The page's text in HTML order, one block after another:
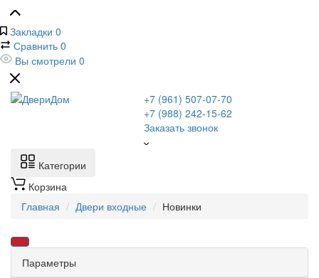
Закладки 0
Сравнить 0
Вы смотрели 0
+7 (961) 507-07-70
+7 (988) 242-15-62
Заказать звонок
Категории
Корзина
Главная
Двери входные Новинки
Параметры